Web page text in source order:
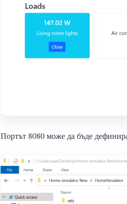
Портът 8080 може да бъде